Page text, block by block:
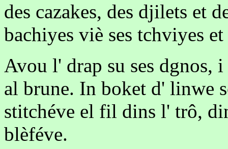
des cazakes, des djilets et
bachiyes viè ses tchviyes et
Avou l' drap su ses dgnos,
al brune. In boket d' linwe
stitchéve el fil dins l' trô,
blèféve.